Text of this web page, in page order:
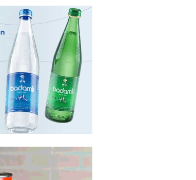
İMTİNA
159
39 dərəcə isti
153
mikro biznes